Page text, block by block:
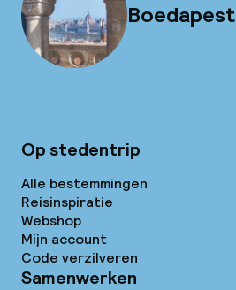
Boedapest
Op stedentrip
Alle bestemmingen
Reisinspiratie
Webshop
Mijn account
Code verzilveren
Samenwerken